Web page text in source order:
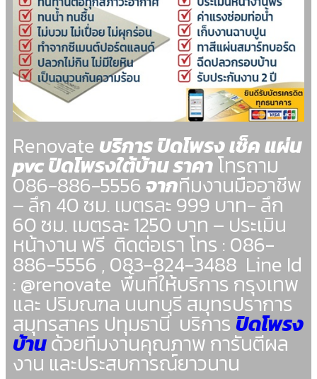
Renovate บริการ ปิดโพรง เช็ค แผ่น
pvc ปิดโพรงใต้บ้าน ราคาโทรถาม
086-886-5556จากทีมงานมืออาชีพ
– ลึก 40 ซม. เมตรละ 999 บาท- ลึก
60 ซม. เมตรละ 1250 บาท – ประเมิน
หน้างาน ฟรี ติดต่อเรา โทร : 086-
886-5556 , 083-824-3488 Line Id
: @renovate พื้นที่ให้บริการ กรุงเทพ
และ ปริมณฑล นนทบุรี สมุทรปราการ
สมุทรสาคร ปทุมธานี บริการปิดโพรง
บ้านด้วยทีมงานคุณภาพ การันตีผล
งาน และประสบการณ์ยาวนาน